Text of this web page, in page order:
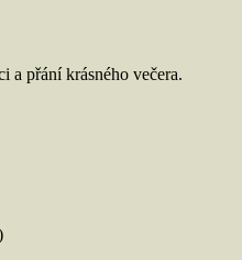
a přání krásného večera.